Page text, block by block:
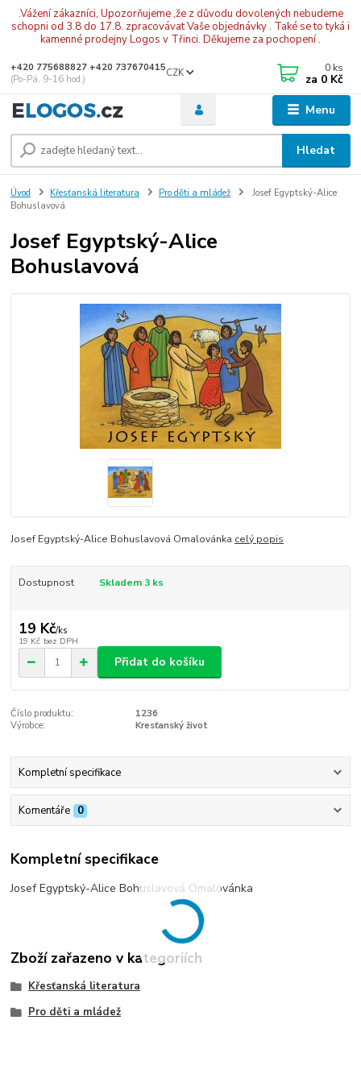
.Vážení zákazníci, Upozorňujeme ,že z důvodu dovolených nebudeme
schopni od 3.8 do 17.8. zpracovávat Vaše objednávky . Také se to tyká i
kamenné prodejny Logos v Třinci. Děkujeme za pochopení .
Menu
CZK
Hledat
+420 775688827 +420 737670415
(Po-Pá, 9-16 hod.)
0 ks
za 0 Kč
Úvod Křesťanská literatura Pro děti a mládež
Josef Egyptský-Alice
Bohuslavová
Josef Egyptský-Alice
Bohuslavová
Josef Egyptský-Alice Bohuslavová Omalovánka celý popis
Dostupnost Skladem 3 ks
19 Kč/ks
19 Kč bez DPH
Přidat do košíku
Číslo produktu:
1236
Výrobce:
Kresťanský život
Kompletní specifikace
Komentáře 0
Kompletní specifikace
Josef Egyptský-Alice Bohuslavová Omalovánka
Zboží zařazeno v kategoriích
Křesťanská literatura
Pro děti a mládež